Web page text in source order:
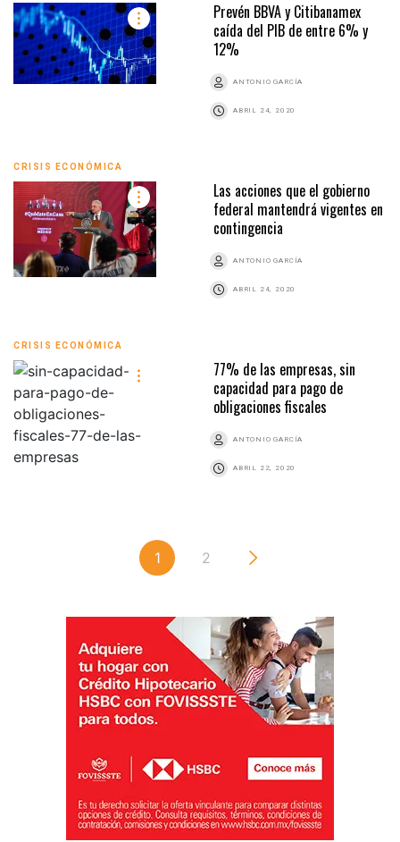
Prevén BBVA y Citibanamex
caída del PIB de entre 6% y
12%
ANTONIO GARCÍA
ABRIL 24, 2020
CRISIS ECONÓMICA
Las acciones que el gobierno
federal mantendrá vigentes en
contingencia
ANTONIO GARCÍA
ABRIL 24, 2020
CRISIS ECONÓMICA
77% de las empresas, sin
capacidad para pago de
obligaciones fiscales
ANTONIO GARCÍA
ABRIL 22, 2020
1 2